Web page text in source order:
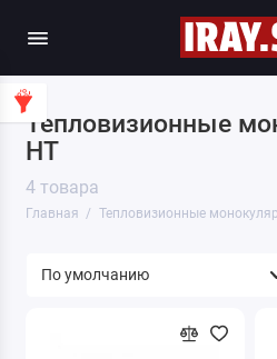
Тепловизионные
HT
4 товара
Главная Тепловизионные